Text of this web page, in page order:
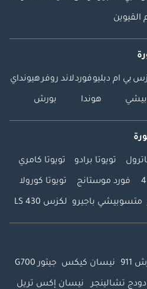
القيوين
بي ام دبليوفوردلاند روفرهيونداي
هوندا بورش
تويوتا برادو تويوتا كامري
فورد موستانج تويوتا كورولا
متسوبيشي باجيرو لكزس LS 430
911 نيسان كيكس جيتور G700
دودج تشالينجر نيسان إكس تريل